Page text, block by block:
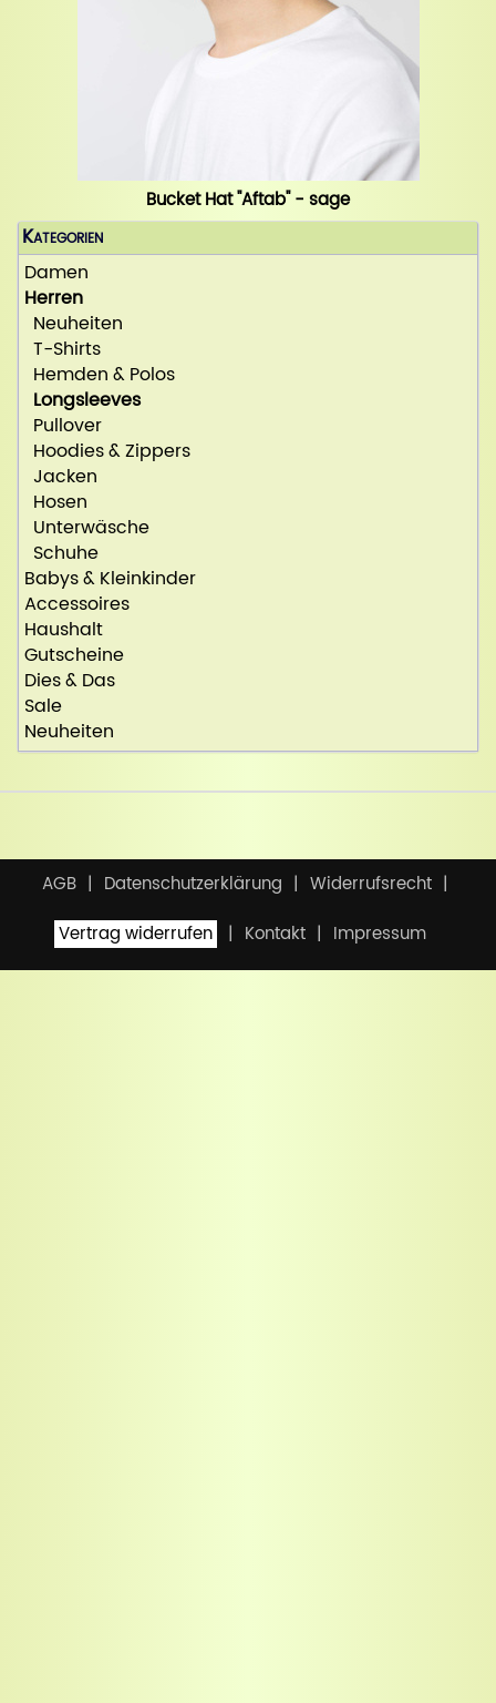
Bucket Hat "Aftab" - sage
Kategorien
Damen
Herren
Neuheiten
T-Shirts
Hemden & Polos
Longsleeves
Pullover
Hoodies & Zippers
Jacken
Hosen
Unterwäsche
Schuhe
Babys & Kleinkinder
Accessoires
Haushalt
Gutscheine
Dies & Das
Sale
Neuheiten
AGB Datenschutzerklärung
Widerrufsrecht
Vertrag widerrufen
Kontakt Impressum